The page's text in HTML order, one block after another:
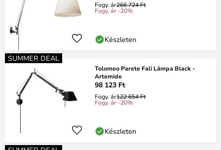
Fogy. ár266 724 Ft
Fogy. ár -20%
Készleten
SUMMER DEAL
Tolomeo Parete Fali Lámpa Black -
Artemide
98 123 Ft
Fogy. ár122 654 Ft
Fogy. ár -20%
Készleten